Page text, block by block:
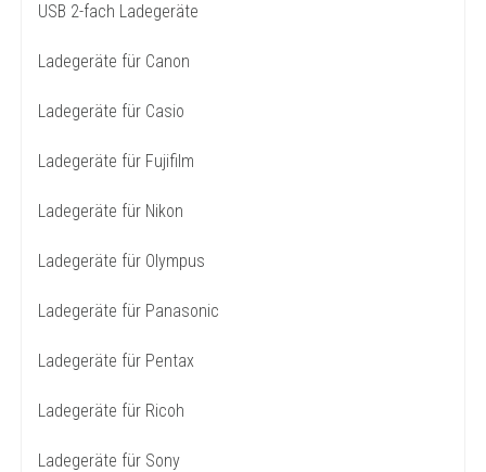
USB 2-fach Ladegeräte
Ladegeräte für Canon
Ladegeräte für Casio
Ladegeräte für Fujifilm
Ladegeräte für Nikon
Ladegeräte für Olympus
Ladegeräte für Panasonic
Ladegeräte für Pentax
Ladegeräte für Ricoh
Ladegeräte für Sony